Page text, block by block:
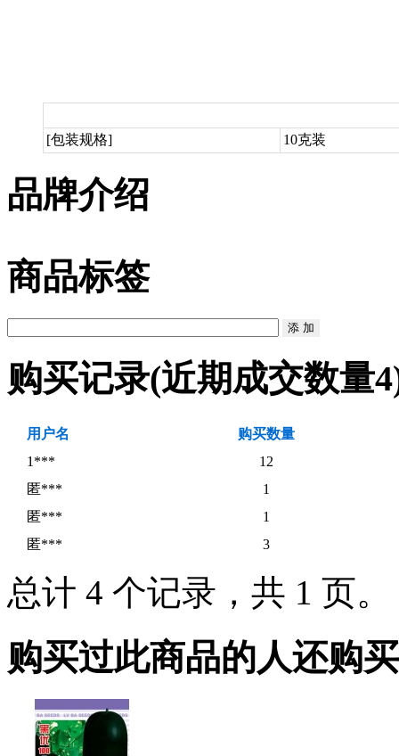
[包装规格] 10克装
品牌介绍
商品标签
购买记录(近期成交数量4
用户名
购买数量
1***
12
匿***
1
匿***
1
匿***
3
总计 4 个记录，共 1 页。
购买过此商品的人还购